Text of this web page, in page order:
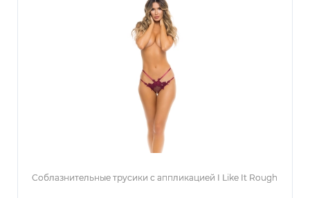
Соблазнительные трусики с аппликацией I Like It Rough